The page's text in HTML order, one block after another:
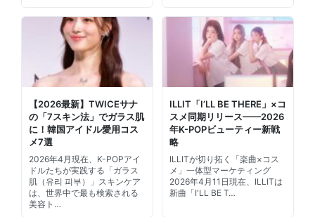
【2026最新】TWICEサナ
の「7スキン法」でガラス肌
に！韓国アイドル愛用コス
メ7選
2026年4月現在、K-POPアイ
ドルたちが実践する「ガラス
肌（유리 피부）」スキンケア
は、世界中で最も検索される
美容ト…
ILLIT「I’LL BE THERE」×コ
スメ同期リリース——2026
年K-POPビューティー新戦
略
ILLITが切り拓く「楽曲×コス
メ」一体型マーケティング
2026年4月11日現在、ILLITは
新曲「I'LL BE T…